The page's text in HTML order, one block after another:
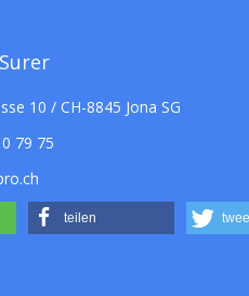
10 / CH-8845 Jona SG
79 75
teilen